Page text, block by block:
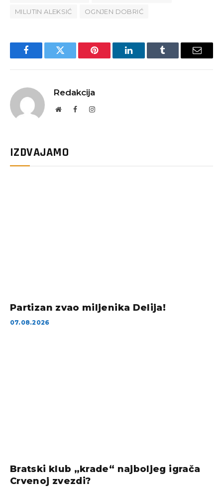
MILUTIN ALEKSIĆ OGNJEN DOBRIĆ
FacebookTwitter Pinterest LinkedInTumblr Email
Redakcija
WebsiteFacebookInstagram
IZDVAJAMO
Partizan zvao miljenika Delija!
07.08.2026
Bratski klub „krade“ najboljeg igrača
Crvenoj zvezdi?